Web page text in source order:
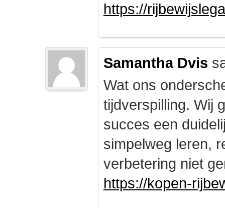
https://
Samantha Dvis
Wat ons
tijdverspilling. Wij
succes een
simpelweg leren,
verbetering niet
https://kopen-